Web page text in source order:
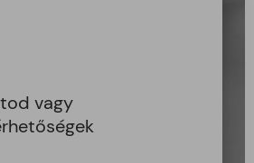
vagy